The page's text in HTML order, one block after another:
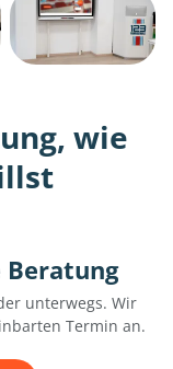
wie
Beratung
unterwegs. Wir
Termin an.